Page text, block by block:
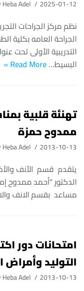
كلية الطب جامعة
Heba Adel 2025-01-12
نظم مركز الجراحات
الجراحة العامه بكلية
التدريبية الأولى تحت
البسيط…Read More »
تهنئة قلبية
ممدوح حمزة
Heba Adel 2013-10-13
يتقدم قسم الأنف
الدكتور “أحمد ممدوح
مساعد بقسم الانف
امتحانات دور
التوليد وأمراض
Heba Adel 2013-10-13